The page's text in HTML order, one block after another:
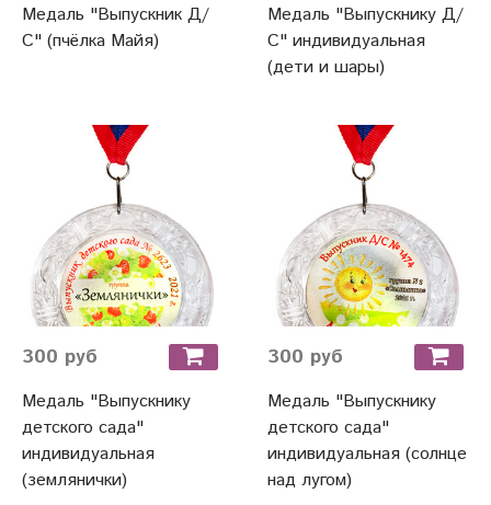
Медаль "Выпускник Д/
С" (пчёлка Майя)
Медаль "Выпускнику Д/
С" индивидуальная
(дети и шары)
300 руб
Медаль "Выпускнику
детского сада"
индивидуальная
(землянички)
300 руб
Медаль "Выпускнику
детского сада"
индивидуальная (солнце
над лугом)